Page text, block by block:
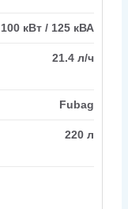
100 кВт / 125 кВА
21.4 л/ч
Fubag
220 л